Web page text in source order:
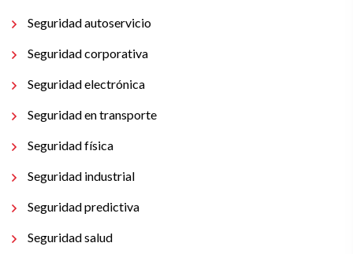
Seguridad autoservicio
Seguridad corporativa
Seguridad electrónica
Seguridad en transporte
Seguridad física
Seguridad industrial
Seguridad predictiva
Seguridad salud